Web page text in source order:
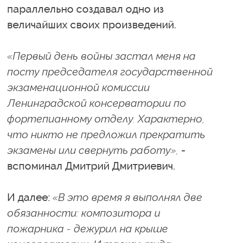
параллельно создавал одно из
величайших своих произведений.
«Первый день войны застал меня на
посту председателя государственной
экзаменационной комиссии
Ленинградской консерватории по
фортепианному отделу. Характерно,
что никто не предложил прекратить
экзамены или свернуть работу», -
вспоминал Дмитрий Дмитриевич.
И далее: «В это время я выполнял две
обязанности: композитора и
пожарника - дежурил на крыше